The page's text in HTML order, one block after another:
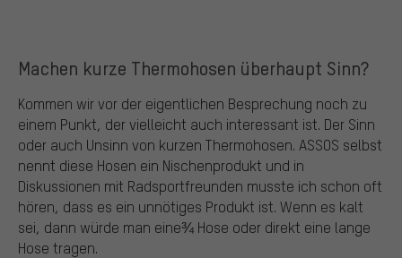
Machen kurze Thermohosen überhaupt Sinn?
Kommen wir vor der eigentlichen Besprechung noch zu
einem Punkt, der vielleicht auch interessant ist. Der Sinn
oder auch Unsinn von kurzen Thermohosen. ASSOS selbst
nennt diese Hosen ein Nischenprodukt und in
Diskussionen mit Radsportfreunden musste ich schon oft
hören, dass es ein unnötiges Produkt ist. Wenn es kalt
sei, dann würde man eine¾ Hose oder direkt eine lange
Hose tragen.